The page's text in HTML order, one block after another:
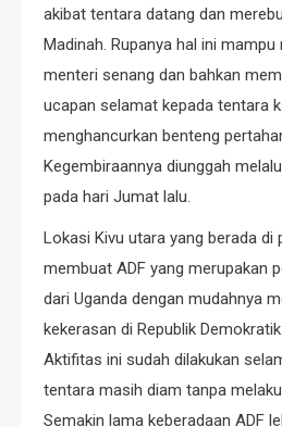
akibat tentara datang dan
Madinah. Rupanya hal ini
menteri senang dan bahkan
ucapan selamat kepada tentara
menghancurkan benteng
Kegembiraannya diunggah
pada hari Jumat lalu.
Lokasi Kivu utara yang berada di
membuat ADF yang merupakan
dari Uganda dengan mudahnya
kekerasan di Republik
Aktifitas ini sudah dilakukan
tentara masih diam tanpa
Semakin lama keberadaan ADF